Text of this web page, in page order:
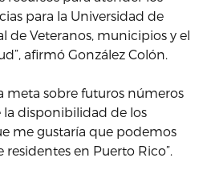
para la Universidad de
de Veteranos, municipios y el
afirmó González Colón.
meta sobre futuros números
disponibilidad de los
me gustaría que podemos
en Puerto Rico”.